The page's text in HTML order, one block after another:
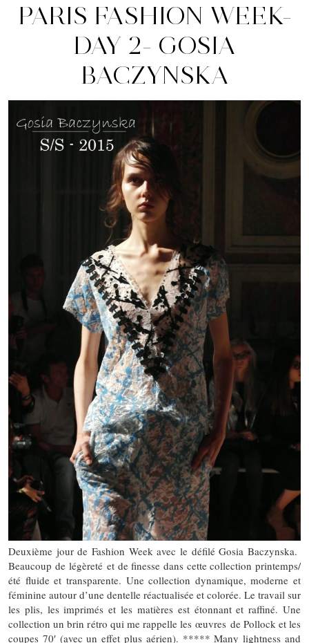
PARIS FASHION WEEK-
DAY 2- GOSIA
BACZYNSKA
Deuxième jour de Fashion Week avec le défilé Gosia Baczynska.
Beaucoup de légèreté et de finesse dans cette collection printemps/
été fluide et transparente. Une collection dynamique, moderne et
féminine autour d’une dentelle réactualisée et colorée. Le travail sur
les plis, les imprimés et les matières est étonnant et raffiné. Une
collection un brin rétro qui me rappelle les œuvres de Pollock et les
coupes 70′ (avec un effet plus aérien). ***** Many lightness and